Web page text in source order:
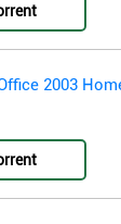
2003